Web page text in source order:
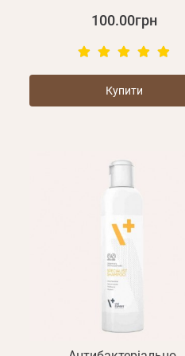
100.00грн
Купити